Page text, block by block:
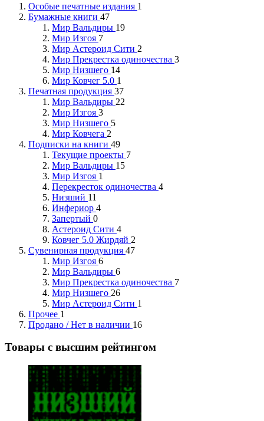
Особые печатные издания 1
Бумажные книги 47
Мир Вальдиры 19
Мир Изгоя 7
Мир Астероид Сити 2
Мир Прекрестка одиночества 3
Мир Низшего 14
Мир Ковчег 5.0 1
Печатная продукция 37
Мир Вальдиры 22
Мир Изгоя 3
Мир Низшего 5
Мир Ковчега 2
Подписки на книги 49
Текущие проекты 7
Мир Вальдиры 15
Мир Изгоя 1
Перекресток одиночества 4
Низший 11
Инфериор 4
Запертый 0
Астероид Сити 4
Ковчег 5.0 Жирдяй 2
Сувенирная продукция 47
Мир Изгоя 6
Мир Вальдиры 6
Мир Прекрестка одиночества 7
Мир Низшего 26
Мир Астероид Сити 1
Прочее 1
Продано / Нет в наличии 16
Товары с высшим рейтингом